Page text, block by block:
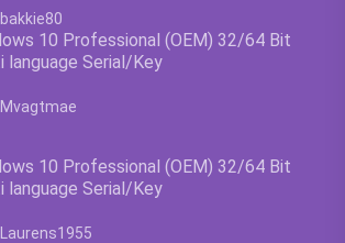
4.63
10 Professional (OEM) 32/64 Bit
language Serial/Key
4.63
10 Professional (OEM) 32/64 Bit
language Serial/Key
4.63uit 5